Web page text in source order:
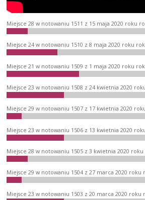
Miejsce 28 w notowaniu 1511 z 15 maja 2020 roku
Miejsce 24 w notowaniu 1510 z 8 maja 2020 roku
Miejsce 21 w notowaniu 1509 z 1 maja 2020 roku
Miejsce 23 w notowaniu 1508 z 24 kwietnia 2020
Miejsce 29 w notowaniu 1507 z 17 kwietnia 2020
Miejsce 23 w notowaniu 1506 z 13 kwietnia 2020
Miejsce 28 w notowaniu 1505 z 3 kwietnia 2020
Miejsce 29 w notowaniu 1504 z 27 marca 2020 roku
Miejsce 23 w notowaniu 1503 z 20 marca 2020 roku